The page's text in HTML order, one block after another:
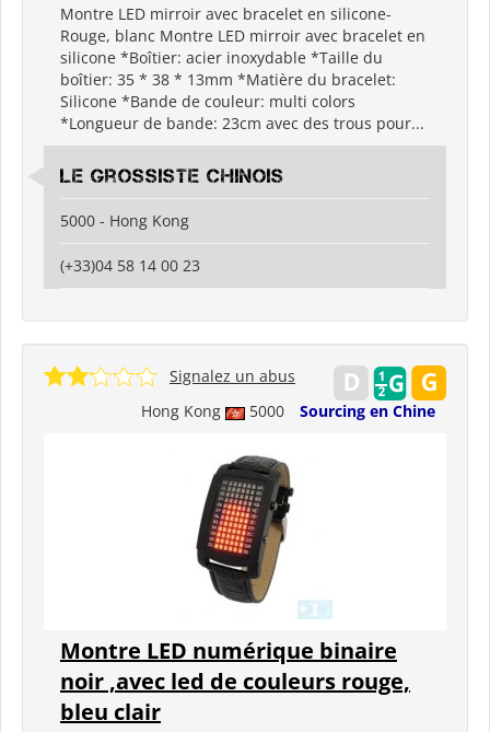
Montre LED mirroir avec bracelet en silicone-
Rouge, blanc Montre LED mirroir avec bracelet en
silicone *Boîtier: acier inoxydable *Taille du
boîtier: 35 * 38 * 13mm *Matière du bracelet:
Silicone *Bande de couleur: multi colors
*Longueur de bande: 23cm avec des trous pour...
Le grossiste chinois
5000 - Hong Kong
(+33)04 58 14 00 23
Hong Kong 5000 Sourcing en Chine
Signalez un abus
Montre LED numérique binaire
noir ,avec led de couleurs rouge,
bleu clair